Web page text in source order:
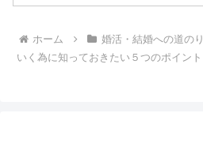
ホーム 婚活・結婚への道のり
いく為に知っておきたい５つのポイント